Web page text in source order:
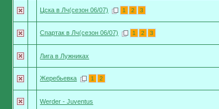
Цска в Лч(сезон 06/07) 1 2 3
Спартак в Лч(сезон 06/07) 1 2 3
Лига в Лужниках
Жеребьевка 1 2
Werder - Juventus